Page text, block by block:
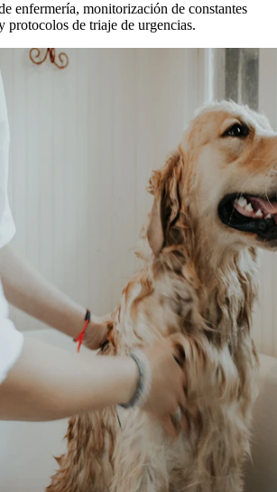
enfermería, monitorización de constantes
protocolos de triaje de urgencias.